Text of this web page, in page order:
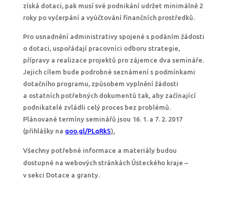
získá dotaci, pak musí své podnikání udržet minimálně 2
roky po vyčerpání a vyúčtování finančních prostředků.
Pro usnadnění administrativy spojené s podáním žádosti
o dotaci, uspořádají pracovníci odboru strategie,
přípravy a realizace projektů pro zájemce dva semináře.
Jejich cílem bude podrobné seznámení s podmínkami
dotačního programu, způsobem vyplnění žádosti
a ostatních potřebných dokumentů tak, aby začínající
podnikatelé zvládli celý proces bez problémů.
Plánované termíny seminářů jsou 16. 1. a 7. 2. 2017
(přihlášky na goo.gl/PLqRkS).
Všechny potřebné informace a materiály budou
dostupné na webových stránkách Ústeckého kraje –
v sekci Dotace a granty.